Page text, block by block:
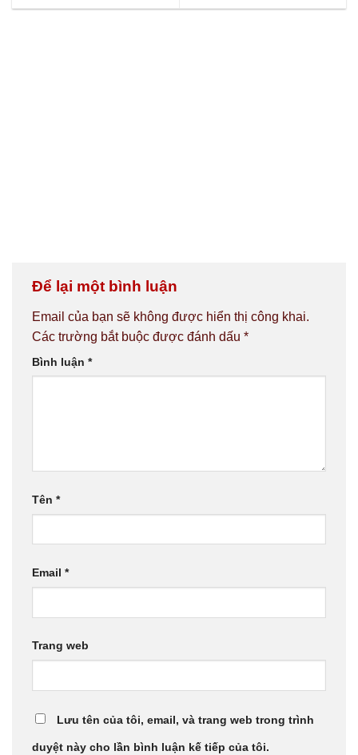
Để lại một bình luận
Email của bạn sẽ không được hiển thị công khai.
Các trường bắt buộc được đánh dấu *
Bình luận *
Tên *
Email *
Trang web
Lưu tên của tôi, email, và trang web trong trình
duyệt này cho lần bình luận kế tiếp của tôi.